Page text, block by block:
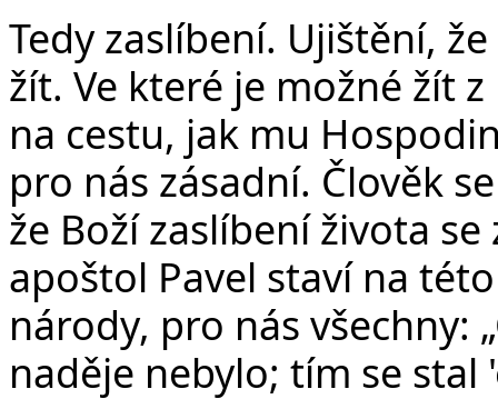
Tedy zaslíbení. Ujištění,
žít. Ve které je možné žít
na cestu, jak mu
pro nás zásadní. Člověk
že Boží zaslíbení života
apoštol Pavel staví na
národy, pro nás všechny:
naděje nebylo; tím se